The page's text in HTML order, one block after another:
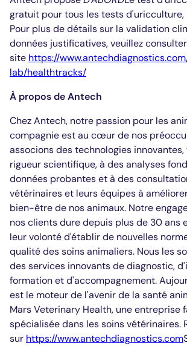
gratuit pour tous les tests
Pour plus de détails sur la validation
données justificatives, veuillez
site https://
lab/healthtracks/
À propos de Antech
Chez Antech, notre passion pour les
compagnie est au cœur de nos
associons des technologies innovantes,
rigueur scientifique, à des analyses
données probantes et à des
vétérinaires et leurs équipes à
bien-être de nos animaux. Notre
nos clients dure depuis plus de 30 ans
leur volonté d'établir de nouvelles
qualité des soins animaliers. Nous les
des services innovants de diagnostic,
formation et d'accompagnement.
est le moteur de l'avenir de la santé
Mars Veterinary Health, une entreprise
spécialisée dans les soins vétérinaires.
sur https://www.antechdiagnostics.com